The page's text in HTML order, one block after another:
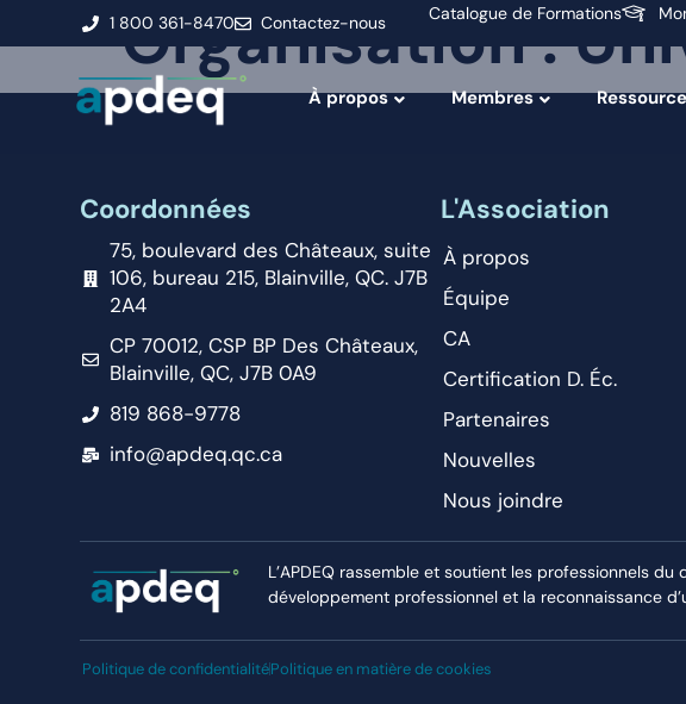
1 800 361-8470 Contactez-nous Catalogue de Formations
À propos Membres
Organisation :
Coordonnées
75, boulevard des Châteaux, suite
106, bureau 215, Blainville, QC. J7B
2A4
CP 70012, CSP BP Des Châteaux,
Blainville, QC, J7B 0A9
819 868-9778
info@apdeq.qc.ca
L'Association
À propos
Équipe
CA
Certification D. Éc.
Partenaires
Nouvelles
Nous joindre
L’APDEQ rassemble et soutient les professionnels
développement professionnel et la reconnaissance
Politique de confidentialitéPolitique en matière de cookies